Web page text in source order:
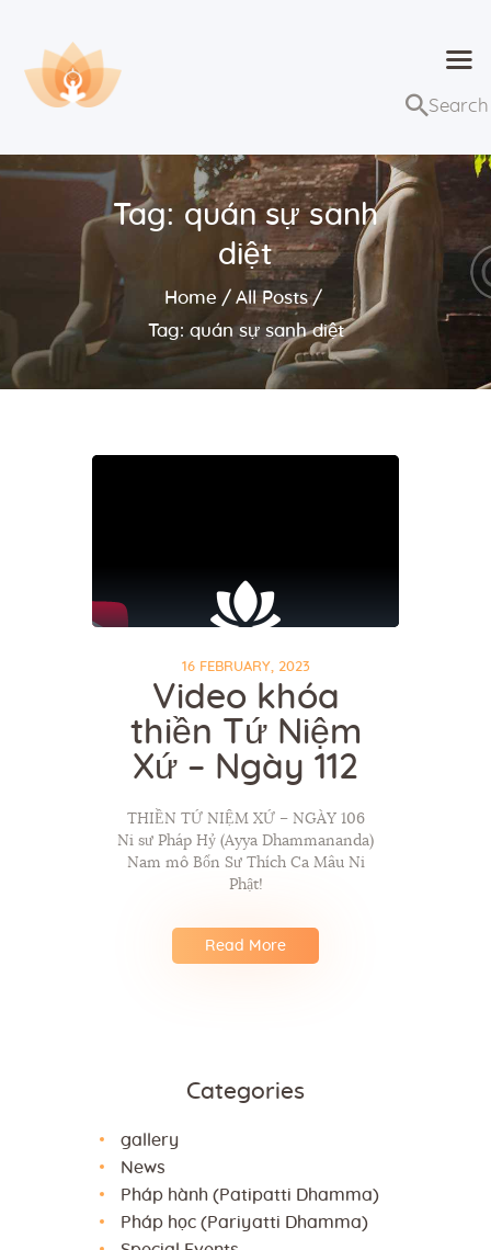
Tag: quán sự sanh
diệt
Home
All Posts
Tag: quán sự sanh diệt
Trang chủ
Bài giảng
Lớp học và sự kiện
Về Dhammaduta
16 FEBRUARY, 2023
Video khóa
thiền Tứ Niệm
Xứ – Ngày 112
THIỀN TỨ NIỆM XỨ – NGÀY 106
Ni sư Pháp Hỷ (Ayya Dhammananda)
Nam mô Bổn Sư Thích Ca Mâu Ni
Phật!
Read More
Categories
gallery
News
Pháp hành (Patipatti Dhamma)
Pháp học (Pariyatti Dhamma)